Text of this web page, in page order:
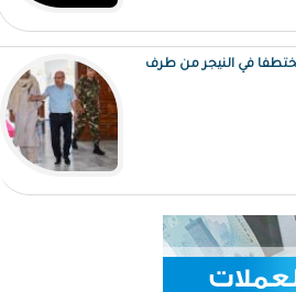
مختطفا في النيجر من طرف